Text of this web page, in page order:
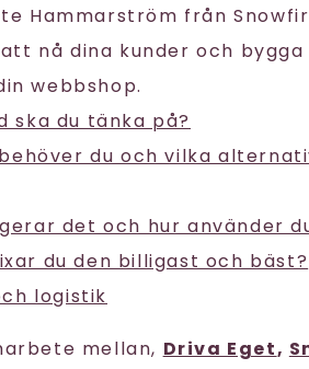
Hammarström från
nå dina kunder och
webbshop.
ska du tänka på?
du och vilka
det och hur använder
du den billigast och bäst?
logistik
mellan, Driva Eget,